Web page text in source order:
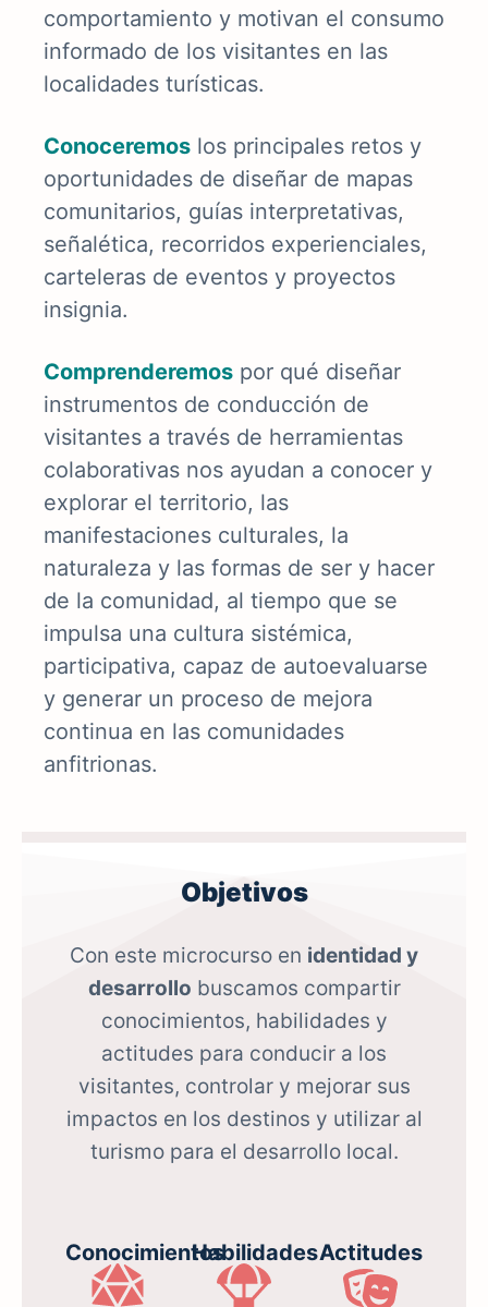
comportamiento y motivan el consumo
informado de los visitantes en las
localidades turísticas.
Conoceremos los principales retos y
oportunidades de diseñar de mapas
comunitarios, guías interpretativas,
señalética, recorridos experienciales,
carteleras de eventos y proyectos
insignia.
Comprenderemos por qué diseñar
instrumentos de conducción de
visitantes a través de herramientas
colaborativas nos ayudan a conocer y
explorar el territorio, las
manifestaciones culturales, la
naturaleza y las formas de ser y hacer
de la comunidad, al tiempo que se
impulsa una cultura sistémica,
participativa, capaz de autoevaluarse
y generar un proceso de mejora
continua en las comunidades
anfitrionas.
Objetivos
Con este microcurso en identidad y
desarrollo buscamos compartir
conocimientos, habilidades y
actitudes para conducir a los
visitantes, controlar y mejorar sus
impactos en los destinos y utilizar al
turismo para el desarrollo local.
ConocimientosHabilidadesActitudes